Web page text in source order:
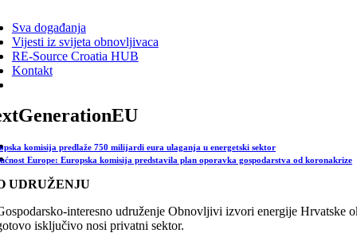
Sva događanja
Vijesti iz svijeta obnovljivaca
RE-Source Croatia HUB
Kontakt
komisija predlaže 750 milijardi eura ulaganja u energetski sektor
Europe: Europska komisija predstavila plan oporavka gospodarstva od koronakrize
UDRUŽENJU
interesno udruženje Obnovljivi izvori energije
isključivo nosi privatni sektor.